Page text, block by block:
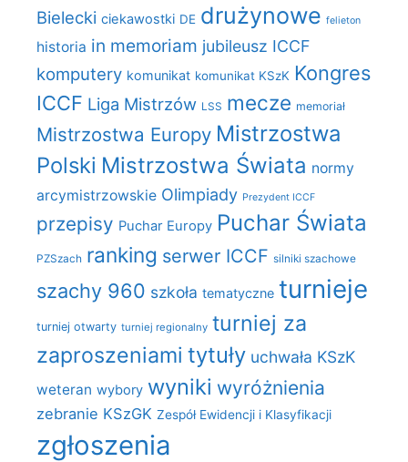
Bielecki ciekawostki DE drużynowe felieton
historia in memoriam jubileusz ICCF
komputery komunikat komunikat KSzK Kongres
ICCF Liga Mistrzów LSS mecze memoriał
Mistrzostwa Europy Mistrzostwa
Polski Mistrzostwa Świata normy
arcymistrzowskie Olimpiady Prezydent ICCF
przepisy Puchar Europy Puchar Świata
PZSzach ranking serwer ICCF silniki szachowe
szachy 960 szkoła tematyczne turnieje
turniej otwarty turniej regionalny turniej za
zaproszeniami tytuły uchwała KSzK
weteran wybory wyniki wyróżnienia
zebranie KSzGK Zespół Ewidencji i Klasyfikacji
zgłoszenia